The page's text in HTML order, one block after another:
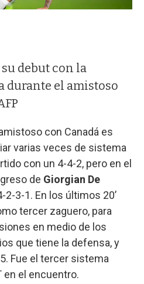
debut con la
durante el amistoso
con Canadá es
varias veces de sistema
con un 4-4-2, pero en el
de Giorgian De
2-3-1. En los últimos 20’
tercer zaguero, para
en medio de los
que tiene la defensa, y
Fue el tercer sistema
en el encuentro.